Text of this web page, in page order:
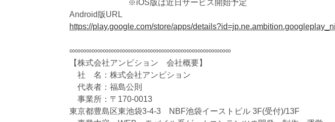
※iOS版は近日サービス開始予定
Android版URL
https://play.google.com/store/apps/
∞∞∞∞∞∞∞∞∞∞∞∞∞∞∞∞∞∞∞∞∞∞∞∞∞∞∞∞∞
【株式会社アンビション 会社概要】
社 名：株式会社アンビション
代表者：福島公則
事業所：〒170-0013
東京都豊島区東池袋3-4-3 NBF池袋イーストビル 3F(受付)/13F